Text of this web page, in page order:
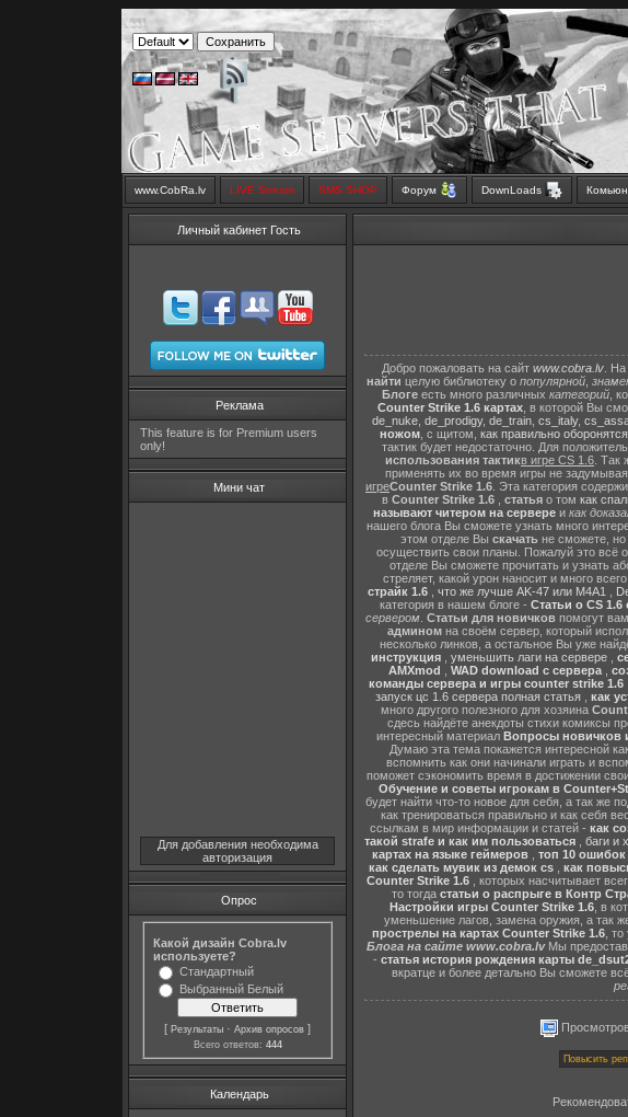
www.CobRa.lv LIVE Stream SMS SHOP Форум DownLoads
Личный кабинет Гость
Реклама
This feature is for Premium users
only!
Мини чат
Для добавления необходима
авторизация
Опрос
Какой дизайн Cobra.lv
используете?
Стандартный
Выбранный Белый
[ Результаты · Архив опросов ]
Всего ответов: 444
Календарь
Добро пожаловать на сайт www.cobra.lv .
найти целую библиотеку о популярной
Блоге есть много различных категорий ,
Counter Strike 1.6 картах, в которой Вы
de_nuke, de_prodigy, de_train, cs_italy,
ножом , с щитом, как правильно оборонятся
тактик будет недостаточно. Для
использования тактикв игре CS 1.6 .
применять их во время игры не
игреCounter Strike 1.6 . Эта категория
в Counter Strike 1.6 статья о том как
называют читером на сервереи как
нашего блога Вы сможете узнать много
этом отделе Вы скачатьне сможете, но
осуществить свои планы. Пожалуй это всё
отделе Вы сможете прочитать и узнать
стреляет, какой урон наносит и много
страйк 1.6
что же лучше AK-47 или M4A1
категория в нашем блоге - Статьи о CS 1.6
сервером Статьи для новичков помогут вам
админомна своём сервер, который
несколько линков, а остальное Вы уже
инструкция
уменьшить лаги на сервере
AMXmod
WAD download с сервера,
команды сервера и игры counter strike 1.6
запуск цс 1.6 сервера полная статья, как
много другого полезного для хозяина
сдесь найдёте анекдоты стихи комиксы
интересный материал Вопросы новичков
Думаю эта тема покажется интересной
вспомнить как они начинали играть и
поможет сэкономить время в достижении
Обучение и советы игрокам в
будет найти что-то новое для себя, а так же
как тренироваться правильно и как себя
ссылкам в мир информации и статей - как
такой strafe и как им пользоваться
баги и
картах на языке геймеров, топ 10 ошибок,
как сделать мувик из демок cs, как
Counter Strike 1.6, которых насчитывает
то тогда статьи о распрыге в Контр
Настройки игры Counter Strike 1.6, в
уменьшение лагов, замена оружия, а так
прострелы на картах Counter Strike 1.6, то
Блога на сайте www.cobra.lvМы
- статья история рождения карты
вкратце и более детально Вы сможете